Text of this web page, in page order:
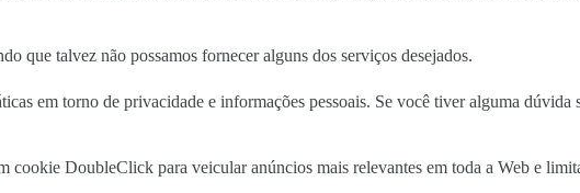
que talvez não possamos fornecer alguns dos serviços desejados.
em torno de privacidade e informações pessoais. Se você tiver alguma
DoubleClick para veicular anúncios mais relevantes em toda a Web e